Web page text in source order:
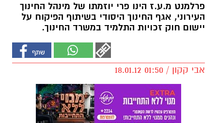
פרלמנט מ.ע.ז הינו פרי יוזמתו של מינהל החינוך
העירוני, אגף החינוך היסודי בשיתוף הפיקוח על
יישום חוק זכויות התלמיד במשרד החינוך.
אבי קקון / 01:50 18.01.12